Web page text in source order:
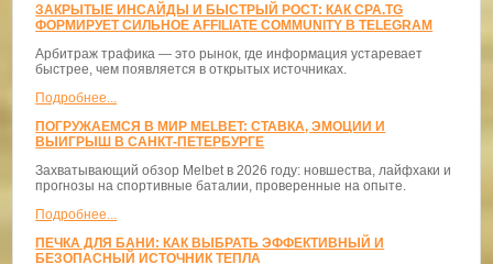
ЗАКРЫТЫЕ ИНСАЙДЫ И БЫСТРЫЙ РОСТ: КАК CPA.TG
ФОРМИРУЕТ СИЛЬНОЕ AFFILIATE COMMUNITY В TELEGRAM
Арбитраж трафика — это рынок, где информация устаревает
быстрее, чем появляется в открытых источниках.
Подробнее...
ПОГРУЖАЕМСЯ В МИР MELBET: СТАВКА, ЭМОЦИИ И
ВЫИГРЫШ В САНКТ-ПЕТЕРБУРГЕ
Захватывающий обзор Melbet в 2026 году: новшества, лайфхаки и
прогнозы на спортивные баталии, проверенные на опыте.
Подробнее...
ПЕЧКА ДЛЯ БАНИ: КАК ВЫБРАТЬ ЭФФЕКТИВНЫЙ И
БЕЗОПАСНЫЙ ИСТОЧНИК ТЕПЛА